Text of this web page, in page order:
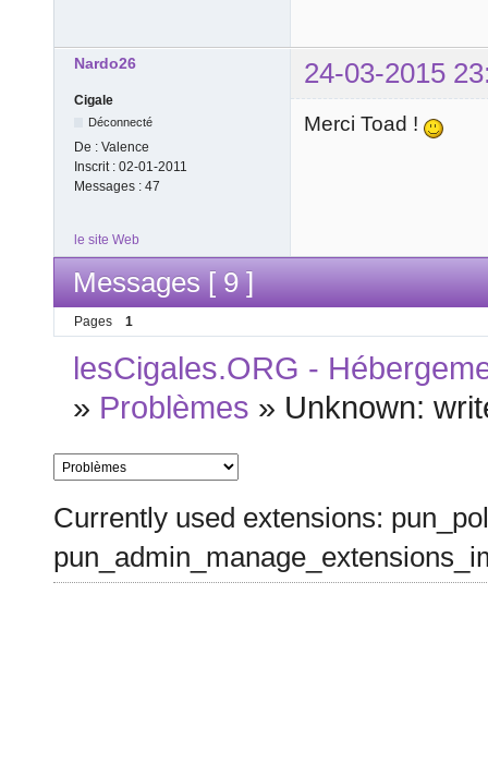
Nardo26 24-03-2015
Cigale
Déconnecté
De : Valence
Inscrit : 02-01-2011
Messages : 47
Merci Toad !
le site Web
Messages [ 9 ]
Pages 1
lesCigales.ORG -
» Problèmes » Unknown:
Currently used extensions: